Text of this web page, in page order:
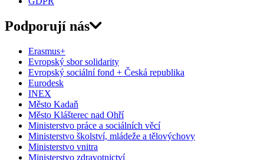
Podporují nás
Erasmus+
Evropský sbor solidarity
Evropský sociální fond + Česká republika
Eurodesk
INEX
Město Kadaň
Město Klášterec nad Ohří
Ministerstvo práce a sociálních věcí
Ministerstvo školství, mládeže a tělovýchovy
Ministerstvo vnitra
Ministerstvo zdravotnictví